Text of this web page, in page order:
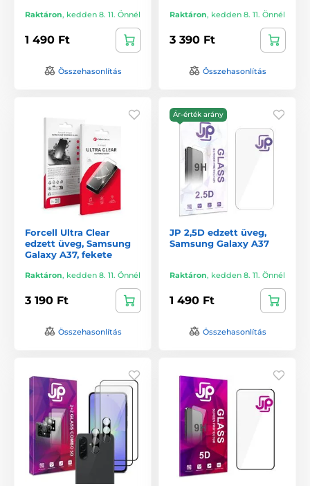
Raktáron, kedden 8. 11. Önnél
1 490 Ft
Összehasonlítás
Raktáron, kedden 8. 11. Önnél
3 390 Ft
Összehasonlítás
Forcell Ultra Clear
edzett üveg, Samsung
Galaxy A37, fekete
Raktáron, kedden 8. 11. Önnél
3 190 Ft
Összehasonlítás
Ár-érték arány
JP 2,5D edzett üveg,
Samsung Galaxy A37
Raktáron, kedden 8. 11. Önnél
1 490 Ft
Összehasonlítás